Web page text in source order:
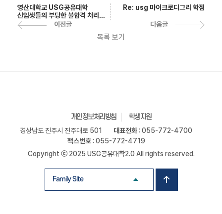
영산대학교 USG공유대학
신입생들의 부당한 불합격 처리에
대한 명확한 답변 부탁드립니다.
비밀번호1
이전글
목록 보기
Re: usg 마이크로디그리 학점
다음글
개인정보처리방침 학생지원
경상남도 진주시 진주대로 501 대표전화: 055-772-4700
팩스번호: 055-772-4719
Copyright ⓒ 2025 USG공유대학2.0 All rights reserved.
Family Site